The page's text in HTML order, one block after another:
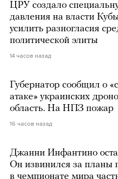
ЦРУ создало
давления на власти
усилить разногласия
политической элиты
14 часов назад
Губернатор сообщил о
атаке» украинских
область. На НПЗ пожар
16 часов назад
Джанни Инфантино
Он извинился за планы
в чемпионате мира